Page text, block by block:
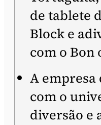
de tablete
Block e
com o Bon
A empresa
com o
diversão e